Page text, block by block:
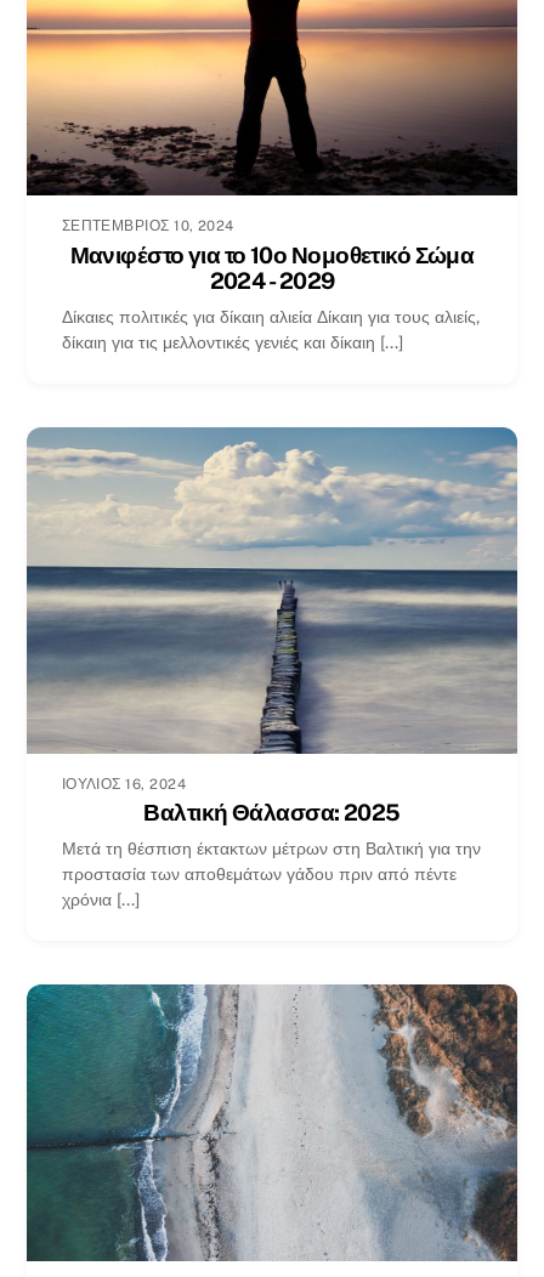
ΣΕΠΤΈΜΒΡΙΟΣ 10, 2024
Μανιφέστο για το 10ο Νομοθετικό Σώμα
2024 - 2029
Δίκαιες πολιτικές για δίκαιη αλιεία Δίκαιη για τους αλιείς,
δίκαιη για τις μελλοντικές γενιές και δίκαιη [...]
ΙΟΎΛΙΟΣ 16, 2024
Βαλτική Θάλασσα: 2025
Μετά τη θέσπιση έκτακτων μέτρων στη Βαλτική για την
προστασία των αποθεμάτων γάδου πριν από πέντε
χρόνια [...]